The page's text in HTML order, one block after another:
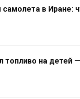
самолета в Иране:
топливо на детей